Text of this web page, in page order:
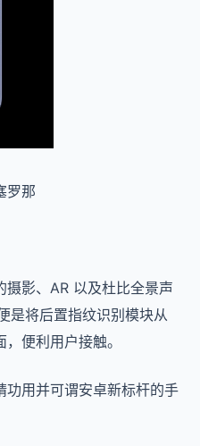
罗那
摄影、AR 以及杜比全景声
是将后置指纹识别模块从
便利用户接触。
功用并可谓安卓新标杆的手